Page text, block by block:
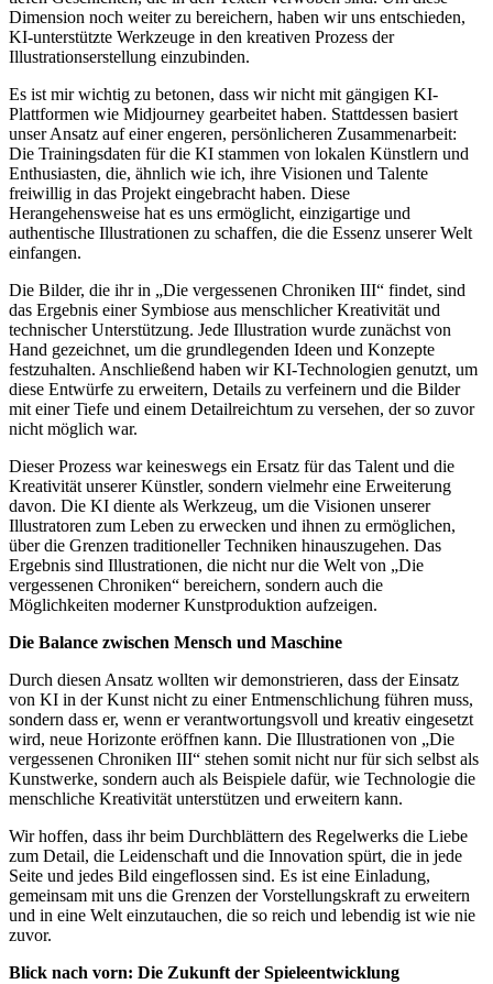
Dimension noch weiter zu bereichern, haben wir uns entschieden,
KI-unterstützte Werkzeuge in den kreativen Prozess der
Illustrationserstellung einzubinden.
Es ist mir wichtig zu betonen, dass wir nicht mit gängigen KI-
Plattformen wie Midjourney gearbeitet haben. Stattdessen basiert
unser Ansatz auf einer engeren, persönlicheren Zusammenarbeit:
Die Trainingsdaten für die KI stammen von lokalen Künstlern und
Enthusiasten, die, ähnlich wie ich, ihre Visionen und Talente
freiwillig in das Projekt eingebracht haben. Diese
Herangehensweise hat es uns ermöglicht, einzigartige und
authentische Illustrationen zu schaffen, die die Essenz unserer Welt
einfangen.
Die Bilder, die ihr in „Die vergessenen Chroniken III“ findet, sind
das Ergebnis einer Symbiose aus menschlicher Kreativität und
technischer Unterstützung. Jede Illustration wurde zunächst von
Hand gezeichnet, um die grundlegenden Ideen und Konzepte
festzuhalten. Anschließend haben wir KI-Technologien genutzt, um
diese Entwürfe zu erweitern, Details zu verfeinern und die Bilder
mit einer Tiefe und einem Detailreichtum zu versehen, der so zuvor
nicht möglich war.
Dieser Prozess war keineswegs ein Ersatz für das Talent und die
Kreativität unserer Künstler, sondern vielmehr eine Erweiterung
davon. Die KI diente als Werkzeug, um die Visionen unserer
Illustratoren zum Leben zu erwecken und ihnen zu ermöglichen,
über die Grenzen traditioneller Techniken hinauszugehen. Das
Ergebnis sind Illustrationen, die nicht nur die Welt von „Die
vergessenen Chroniken“ bereichern, sondern auch die
Möglichkeiten moderner Kunstproduktion aufzeigen.
Die Balance zwischen Mensch und Maschine
Durch diesen Ansatz wollten wir demonstrieren, dass der Einsatz
von KI in der Kunst nicht zu einer Entmenschlichung führen muss,
sondern dass er, wenn er verantwortungsvoll und kreativ eingesetzt
wird, neue Horizonte eröffnen kann. Die Illustrationen von „Die
vergessenen Chroniken III“ stehen somit nicht nur für sich selbst als
Kunstwerke, sondern auch als Beispiele dafür, wie Technologie die
menschliche Kreativität unterstützen und erweitern kann.
Wir hoffen, dass ihr beim Durchblättern des Regelwerks die Liebe
zum Detail, die Leidenschaft und die Innovation spürt, die in jede
Seite und jedes Bild eingeflossen sind. Es ist eine Einladung,
gemeinsam mit uns die Grenzen der Vorstellungskraft zu erweitern
und in eine Welt einzutauchen, die so reich und lebendig ist wie nie
zuvor.
Blick nach vorn: Die Zukunft der Spieleentwicklung